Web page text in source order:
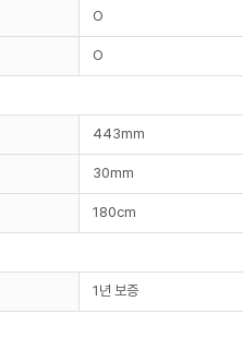
O
O
443mm
30mm
180cm
1년 보증